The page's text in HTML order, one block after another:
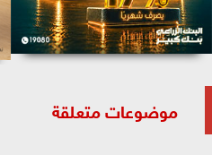
موضوعات متعلقة